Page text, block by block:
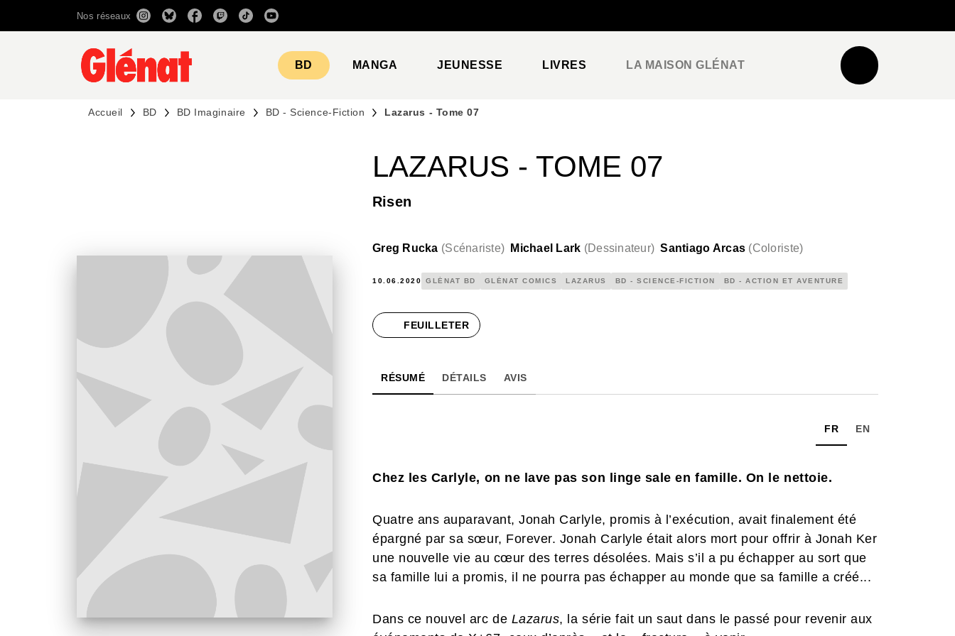
RECHERCHE CONTENU
Nos réseaux
BD MANGA JEUNESSE LIVRES LA MAISON GLÉNAT
Accueil BD BD Imaginaire BD - Science-Fiction Lazarus - Tome 07
LAZARUS - TOME 07
Risen
Greg Rucka (Scénariste) Michael Lark (Dessinateur) Santiago Arcas (Coloriste)
10.06.2020 GLÉNAT BD GLÉNAT COMICS LAZARUS BD - SCIENCE-FICTION BD - ACTION ET AVENTURE
FEUILLETER
RÉSUMÉ DÉTAILS AVIS
FR EN
Chez les Carlyle, on ne lave pas son linge sale en famille. On le nettoie.
Quatre ans auparavant, Jonah Carlyle, promis à l’exécution, avait finalement été
épargné par sa sœur, Forever. Jonah Carlyle était alors mort pour offrir à Jonah Ker
une nouvelle vie au cœur des terres désolées. Mais s’il a pu échapper au sort que
sa famille lui a promis, il ne pourra pas échapper au monde que sa famille a créé...
Dans ce nouvel arc de Lazarus, la série fait un saut dans le passé pour revenir aux